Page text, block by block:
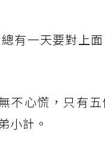
有一天要對上
不心慌，只有
小計。